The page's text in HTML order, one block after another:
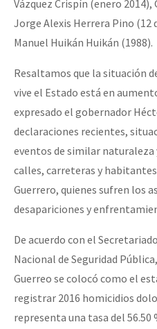
Vázquez Crispín (enero 2014),
Jorge Alexis Herrera Pino (12
Manuel Huikán Huikán (1988).
Resaltamos que la situación
vive el Estado está en
expresado el gobernador
declaraciones recientes,
eventos de similar naturaleza
calles, carreteras y habitantes
Guerrero, quienes sufren los
desapariciones y
De acuerdo con el
Nacional de Seguridad
Guerreo se colocó como el
registrar 2016 homicidios
representa una tasa del 56.50